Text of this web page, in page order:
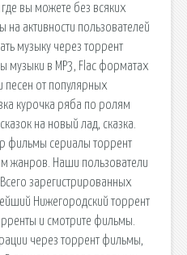
вы можете без всяких
активности пользователей
музыку через торрент
музыки в MP3, Flac форматах
песен от популярных
курочка ряба по ролям
на новый лад, сказка.
фильмы сериалы торрент
жанров. Наши пользователи
зарегистрированных
Нижегородский торрент
и смотрите фильмы.
через торрент фильмы,